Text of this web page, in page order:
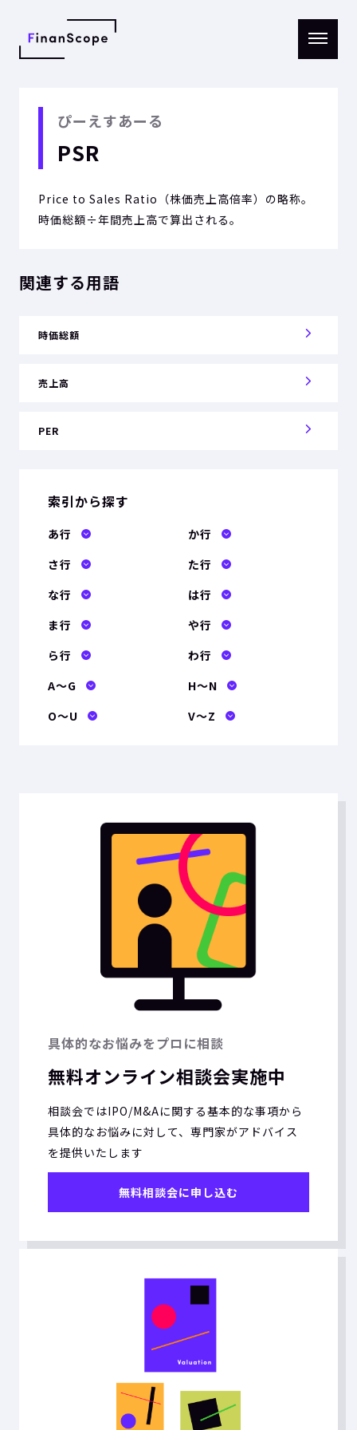
ぴーえすあーる
PSR
Price to Sales Ratio（株価売上高倍率）の略称。
時価総額÷年間売上高で算出される。
関連する用語
時価総額
売上高
PER
索引から探す
あ行
か行
さ行
た行
な行
は行
ま行
や行
ら行
わ行
A〜G
H〜N
O〜U
V〜Z
具体的なお悩みをプロに相談
無料オンライン相談会実施中
相談会ではIPO/M&Aに関する基本的な事項から
具体的なお悩みに対して、専門家がアドバイス
を提供いたします
無料相談会に申し込む